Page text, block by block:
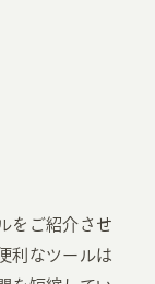
をご紹介させ
利なツールは